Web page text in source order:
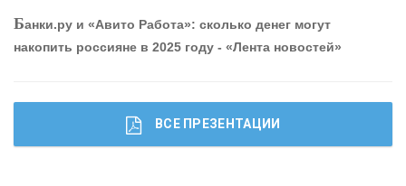
привлечь и удержать персонал - «Интервью»
Банки.ру и «Авито Работа»: сколько денег могут
накопить россияне в 2025 году - «Лента новостей»
ВСЕ ПРЕЗЕНТАЦИИ